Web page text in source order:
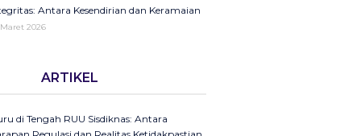
Antara Kesendirian dan Keramaian
2026
Koran ke Panggung Radio Serta
ARTIKEL
di Tengah RUU Sisdiknas: Antara